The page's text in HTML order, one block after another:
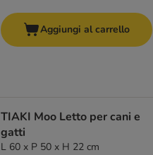
Aggiungi al carrello
TIAKI Moo Letto per cani e
gatti
L 60 x P 50 x H 22 cm